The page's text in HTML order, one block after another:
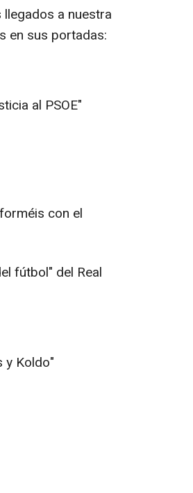
a nuestra
en sus portadas:
al PSOE"
con el
fútbol" del Real
y Koldo"